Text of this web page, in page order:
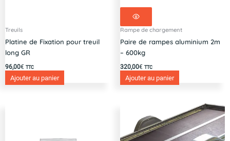
Treuils
Platine de Fixation pour treuil
long GR
96,00€ TTC
Ajouter au panier
Rampe de chargement
Paire de rampes aluminium 2m
– 600kg
320,00€ TTC
Ajouter au panier